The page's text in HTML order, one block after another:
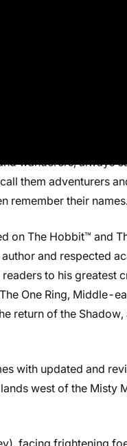
wanderers, always
them adventurers
remember their names.
on The Hobbit™ and
and respected
to his greatest
One Ring, Middle-
return of the
with updated and
west of the Misty
facing frightening